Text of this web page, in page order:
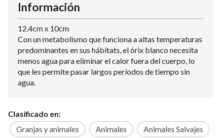
Información
12.4cm x 10cm
Con un metabolismo que funciona a altas temperaturas
predominantes en sus hábitats, el órix blanco necesita
menos agua para eliminar el calor fuera del cuerpo, lo
que les permite pasar largos períodos de tiempo sin
agua.
Clasificado en:
Granjas y animales
Animales Animales Salvajes